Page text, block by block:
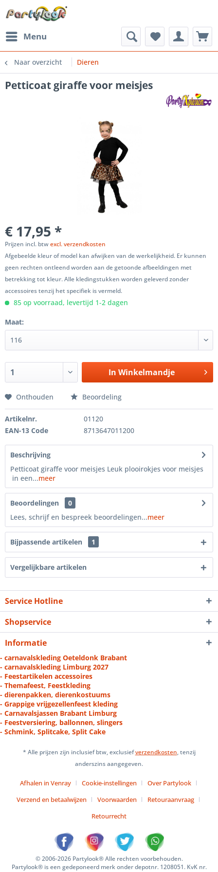
Menu
Naar overzicht Dieren
Petticoat giraffe voor meisjes
€ 17,95 *
Prijzen incl. btwexcl. verzendkosten
Afgebeelde kleur of model kan afwijken van de werkelijkheid. Er kunnen
geen rechten ontleend worden aan de getoonde afbeeldingen met
betrekking tot kleur. Alle kledingstukken worden geleverd zonder
accessoires tenzij het specifiek is vermeld.
85 op voorraad, levertijd 1-2 dagen
Maat:
In Winkelmandje
Onthouden Beoordeling
Artikelnr.
01120
EAN-13 Code
8713647011200
Beschrijving
Petticoat giraffe voor meisjes Leuk plooirokjes voor meisjes
in een...meer
Beoordelingen
0
Lees, schrijf en bespreek beoordelingen...meer
Bijpassende artikelen 1
Vergelijkbare artikelen
Service Hotline
Shopservice
Informatie
- carnavalskleding Oeteldonk Brabant
- carnavalskleding Limburg 2027
- Feestartikelen accessoires
- Themafeest, Feestkleding
- dierenpakken, dierenkostuums
- Grappige vrijgezellenfeest kleding
- Carnavalsjassen Brabant Limburg
- Feestversiering, ballonnen, slingers
- Schmink, Splitcake, Split Cake
* Alle prijzen zijn inclusief btw, exclusiefverzendkosten, tenzij
anderszins aangegeven.
Afhalen in Venray Cookie-instellingen
Over Partylook
Verzend en betaalwijzen
Voorwaarden
Retouraanvraag
Retourrecht
© 2006-2026 Partylook® Alle rechten voorbehouden.
Partylook® is een gedeponeerd merk onder depotnr. 1208051. KvK nr.